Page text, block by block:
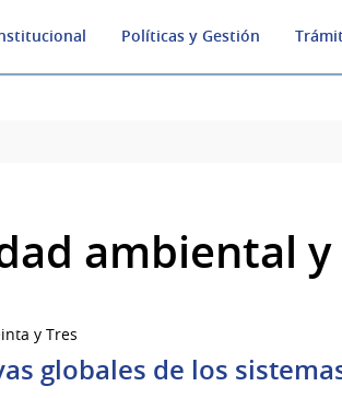
Políticas y Gestión
ambiental y
y Tres
globales de los